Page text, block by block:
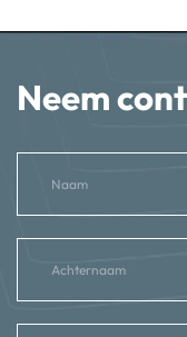
Neem